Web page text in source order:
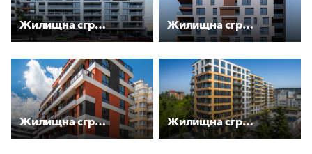
Жилищна сграда “Стоян Камбарев“ Жилищна сграда LVIEW
Жилищна сграда “Майт“ - ул. “Мир“ Жилищна сграда “Майт“ - бул. “Република“